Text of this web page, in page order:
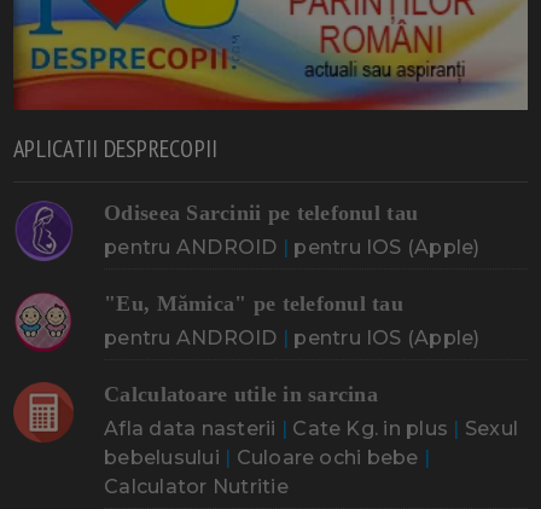
APLICATII DESPRECOPII
Odiseea Sarcinii pe telefonul tau
pentru ANDROID | pentru IOS (Apple)
"Eu, Mămica" pe telefonul tau
pentru ANDROID | pentru IOS (Apple)
Calculatoare utile in sarcina
Afla data nasterii | Cate Kg. in plus | Sexul
bebelusului | Culoare ochi bebe |
Calculator Nutritie